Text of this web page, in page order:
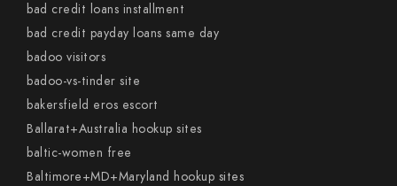
bad credit loans installment
bad credit payday loans same day
badoo visitors
badoo-vs-tinder site
bakersfield eros escort
Ballarat+Australia hookup sites
baltic-women free
Baltimore+MD+Maryland hookup sites